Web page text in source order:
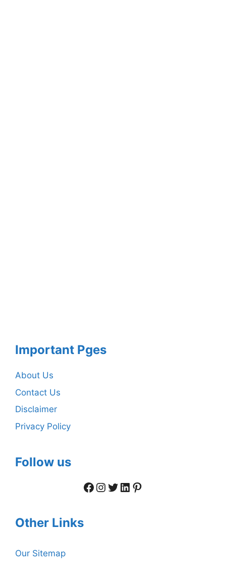
Important Pges
About Us
Contact Us
Disclaimer
Privacy Policy
Follow us
Facebook
Instagram
Twitter
LinkedIn
Pinterest
Other Links
Our Sitemap